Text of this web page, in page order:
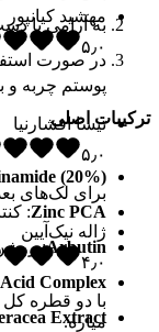
به آرامی با
در صورت
ترکیبات اصلی
(20%)
Zinc PCA
:
Arbutin
:
Complex
Extract
مهشید کیانپور
۵٫۰
پوستم چربه
تیسا افشارنیا
۵٫۰
برای لک‌های
ژاله نیک‌آیین
۴٫۰
با دو قطره
میاره.